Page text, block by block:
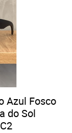
Azul Fosco
do Sol